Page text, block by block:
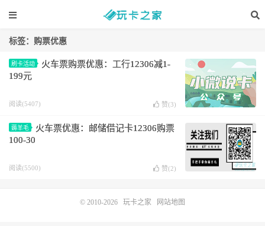
标签：购票优惠
刷卡活动
火车票购票优惠：工行12306减1-
199元
阅读(5407) 赞(3)
薅羊毛
火车票优惠：邮储借记卡12306购票
100-30
阅读(5500) 赞(2)
© 2010-2026 玩卡之家 网站地图